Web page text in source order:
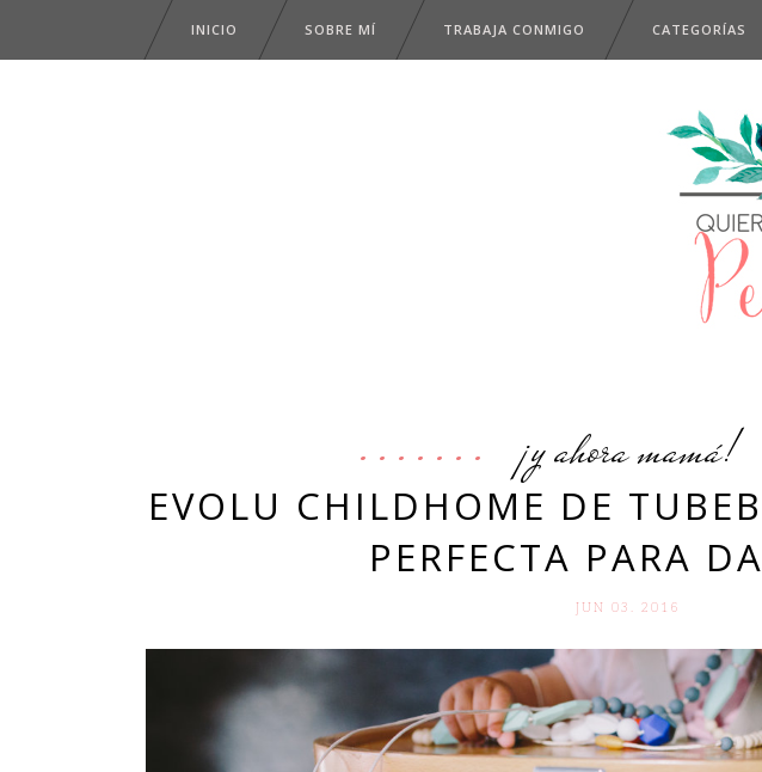
INICIO SOBRE MÍ TRABAJA CONMIGO CATEGORÍAS
¡y ahora mamá!
EVOLU CHILDHOME DE
PERFECTA PARA
JUN 03. 2016